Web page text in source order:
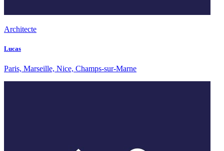
Architecte
Lucas
Paris, Marseille, Nice, Champs-sur-Marne